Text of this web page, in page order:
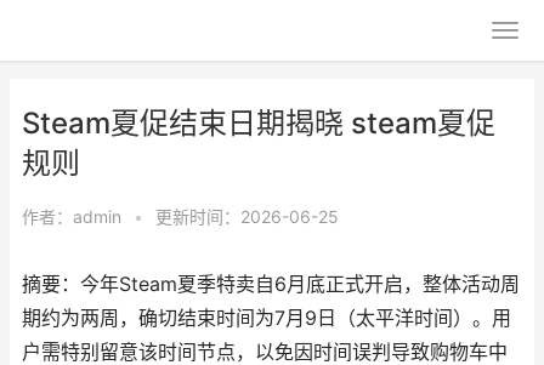
Steam夏促结束日期揭晓 steam夏促
规则
作者： admin • 更新时间：2026-06-25
摘要：今年Steam夏季特卖自6月底正式开启，整体活动周
期约为两周，确切结束时间为7月9日（太平洋时间）。用
户需特别留意该时间节点，以免因时间误判导致购物车中